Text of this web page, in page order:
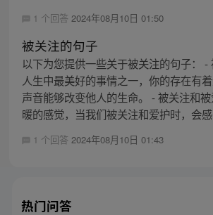
1 个回答 2024年08月10日 01:50
被关注的句子
以下为您提供一些关于被关注的句子： -
人生中最美好的事情之一，你的存在有
声音能够改变他人的生命。 - 被关注和
暖的感觉，当我们被关注和爱护时，会
1 个回答 2024年08月10日 01:43
热门问答